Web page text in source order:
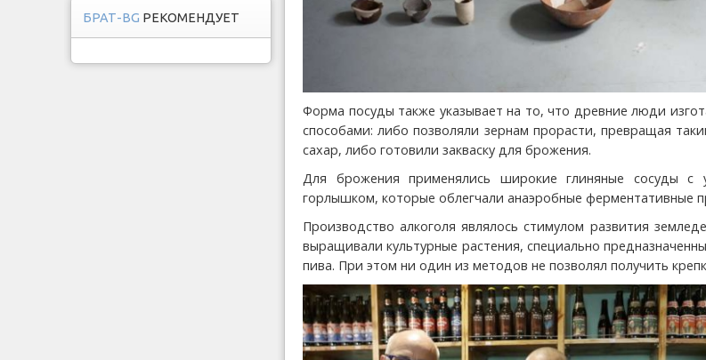
Форма посуды также указывает на то, что древние люди
способами: либо позволяли зернам прорасти, превращая
сахар, либо готовили закваску для брожения.
Для брожения применялись широкие глиняные сосуды с
горлышком, которые облегчали анаэробные ферментативные
Производство алкоголя являлось стимулом развития
выращивали культурные растения, специально
пива. При этом ни один из методов не позволял получить
БРАТ-BG РЕКОМЕНДУЕТ